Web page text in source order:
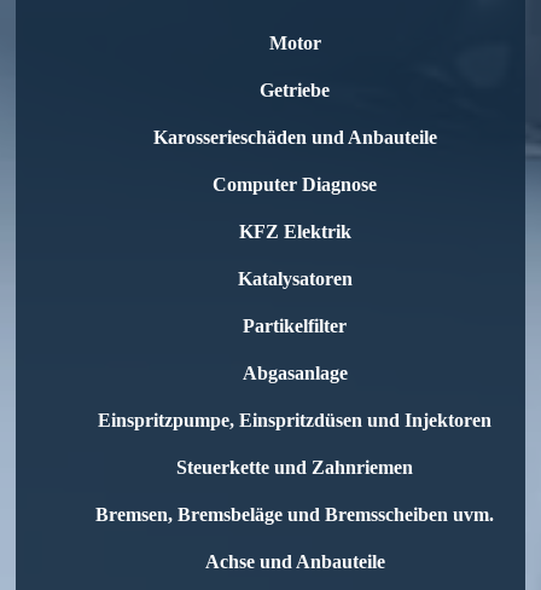
Motor
Getriebe
Karosserieschäden und Anbauteile
Computer Diagnose
KFZ Elektrik
Katalysatoren
Partikelfilter
Abgasanlage
Einspritzpumpe, Einspritzdüsen und Injektoren
Steuerkette und Zahnriemen
Bremsen, Bremsbeläge und Bremsscheiben uvm.
Achse und Anbauteile